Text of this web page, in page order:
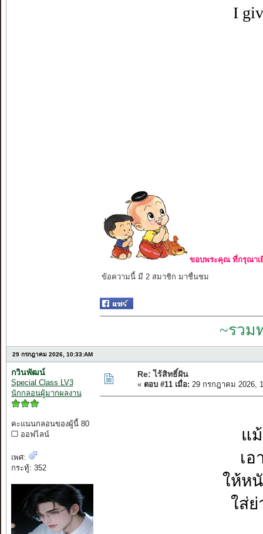
I
ขอบพระคุณ ที่กรุณาเ
ข้อความนี้ มี 2 สมาชิก มาชื่นชม
~รวม
29 กรกฎาคม 2026, 10:33:AM
กวินพัฒน์
Special Class LV3
นักกลอนผู้มากผลงาน
คะแนนกลอนของผู้นี้ 80
ออฟไลน์
เพศ:
กระทู้: 352
Re: ไร้สิทธิ์ฝัน
« ตอบ #11 เมื่อ: 29 กรกฎาคม 2026,
แ
เ
ให้ห
ใส่